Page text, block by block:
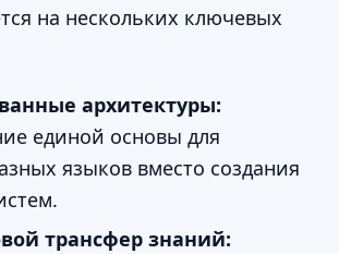
на нескольких ключевых
архитектуры:
единой основы для
языков вместо создания
трансфер знаний: